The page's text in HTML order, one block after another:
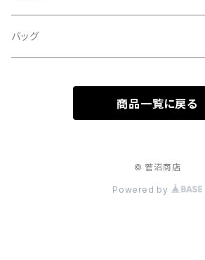
白露
秋分
５歳刻み写真集
バッグ
マルシェバッグ
商品一覧に戻る
© 菅沼商店
Powered by